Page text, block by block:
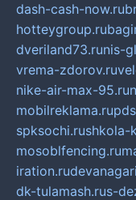
dash-cash-now.ru
hotteygroup.ru
dveriland73.runis-
vrema-zdorov.ru
nike-air-max-95.ru
mobilreklama.ru
spksochi.rushkola-
mosoblfencing.ru
iration.ru
dk-tulamash.rus-